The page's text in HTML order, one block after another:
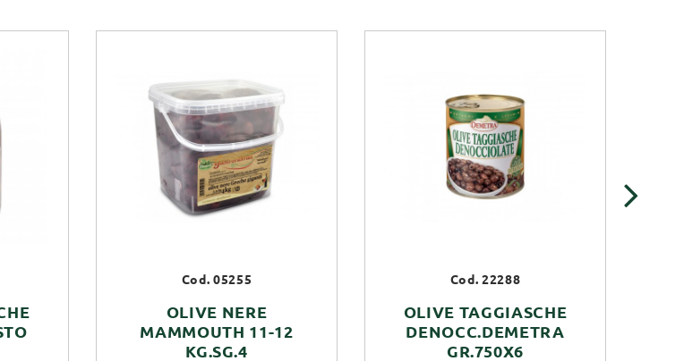
Cod. 05255
OLIVE NERE
MAMMOUTH 11-12
KG.SG.4
Cod. 22288
OLIVE TAGGIASCHE
DENOCC.DEMETRA
GR.750X6